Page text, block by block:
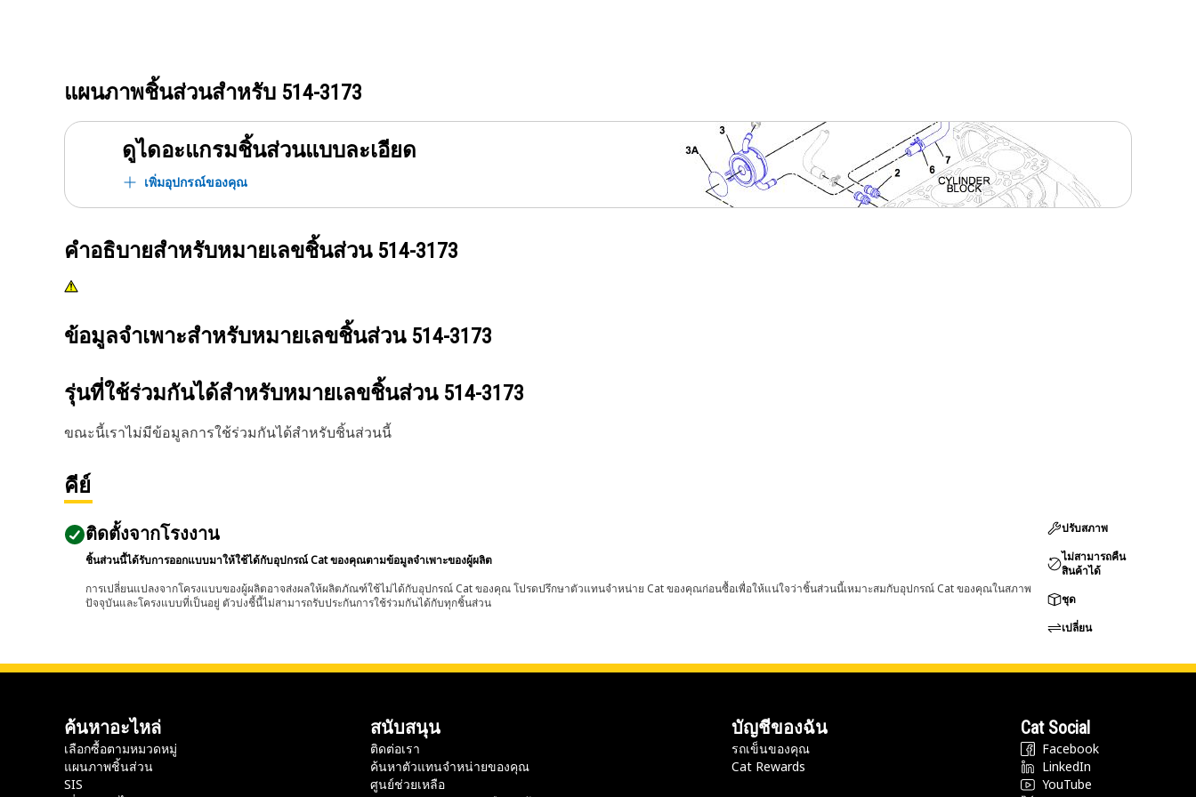
แผนภาพชิ้นส่วนสำหรับ 514-3173
ดูไดอะแกรมชิ้นส่วนแบบละเอียด
เพิ่มอุปกรณ์ของคุณ
คำอธิบายสำหรับหมายเลขชิ้นส่วน 514-3173
ข้อมูลจำเพาะสำหรับหมายเลขชิ้นส่วน 514-3173
รุ่นที่ใช้ร่วมกันได้สำหรับหมายเลขชิ้นส่วน 514-3173
ขณะนี้เราไม่มีข้อมูลการใช้ร่วมกันได้สำหรับชิ้นส่วนนี้
คีย์
ติดตั้งจากโรงงาน
ชิ้นส่วนนี้ได้รับการออกแบบมาให้ใช้ได้กับอุปกรณ์ Cat ของคุณตามข้อมูลจำเพาะของผู้ผลิต
การเปลี่ยนแปลงจากโครงแบบของผู้ผลิตอาจส่งผลให้ผลิตภัณฑ์ใช้ไม่ได้กับอุปกรณ์ Cat ของคุณ โปรดปรึกษาตัวแทนจำหน่าย Cat ของคุณก่อนซื้อเพื่อให้แน่ใจว่าชิ้นส่วนนี้เหมาะสมกับอุปกรณ์ Cat ของคุณในสภาพ
ปัจจุบันและโครงแบบที่เป็นอยู่ ตัวบ่งชี้นี้ไม่สามารถรับประกันการใช้ร่วมกันได้กับทุกชิ้นส่วน
ปรับสภาพ
ไม่สามารถคืน
สินค้าได้
ชุด
เปลี่ยน
ค้นหาอะไหล่
เลือกซื้อตามหมวดหมู่
แผนภาพชิ้นส่วน
SIS
สนับสนุน
ติดต่อเรา
ค้นหาตัวแทนจำหน่ายของคุณ
ศูนย์ช่วยเหลือ
บัญชีของฉัน
รถเข็นของคุณ
Cat Rewards
Cat Social
Facebook
LinkedIn
YouTube